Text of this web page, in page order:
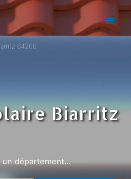
64200
Biarritz
un département…